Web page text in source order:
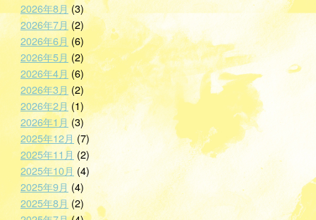
2026年8月(3)
2026年7月(2)
2026年6月 (6)
2026年5月 (2)
2026年4月 (6)
2026年3月(2)
2026年2月(1)
2026年1月 (3)
2025年12月(7)
2025年11月 (2)
2025年10月 (4)
2025年9月(4)
2025年8月(2)